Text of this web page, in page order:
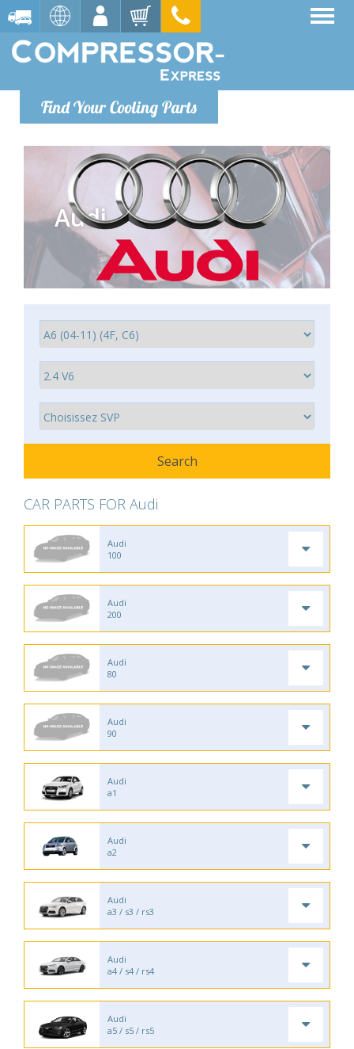
Find Your Cooling Parts
Audi
CAR PARTS FOR Audi
Audi
100
Audi
200
Audi
80
Audi
90
Audi
a1
Audi
a2
Audi
a3 / s3 / rs3
Audi
a4 / s4 / rs4
Audi
a5 / s5 / rs5